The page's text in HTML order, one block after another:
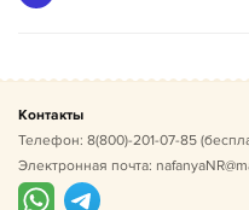
Контакты
Телефон: 8(800)-201-07-85
Электронная почта: